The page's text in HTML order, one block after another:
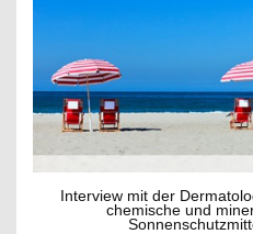
Interview mit der
chemische und